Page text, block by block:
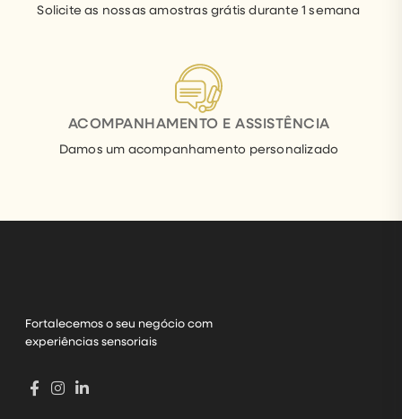
Solicite as nossas amostras grátis durante 1 semana
ACOMPANHAMENTO E ASSISTÊNCIA
Damos um acompanhamento personalizado
Fortalecemos o seu negócio com
experiências sensoriais